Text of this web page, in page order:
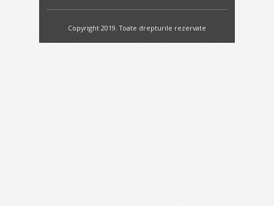
Copyright 2019. Toate drepturile rezervate